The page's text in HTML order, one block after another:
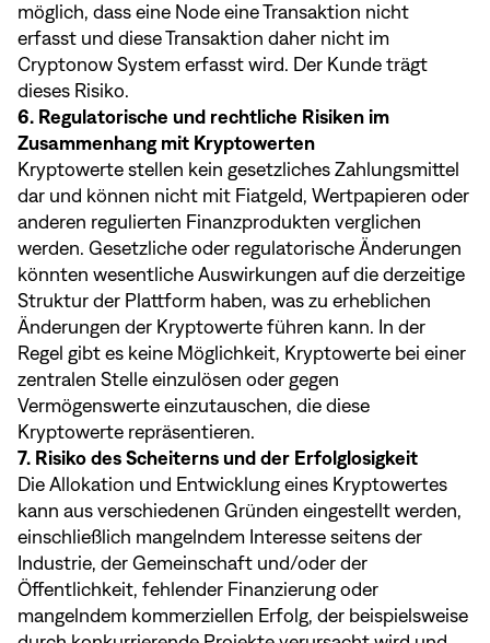
möglich, dass eine Node eine Transaktion nicht
erfasst und diese Transaktion daher nicht im
Cryptonow System erfasst wird. Der Kunde trägt
dieses Risiko.
6. Regulatorische und rechtliche Risiken im
Zusammenhang mit Kryptowerten
Kryptowerte stellen kein gesetzliches Zahlungsmittel
dar und können nicht mit Fiatgeld, Wertpapieren oder
anderen regulierten Finanzprodukten verglichen
werden. Gesetzliche oder regulatorische Änderungen
könnten wesentliche Auswirkungen auf die derzeitige
Struktur der Plattform haben, was zu erheblichen
Änderungen der Kryptowerte führen kann. In der
Regel gibt es keine Möglichkeit, Kryptowerte bei einer
zentralen Stelle einzulösen oder gegen
Vermögenswerte einzutauschen, die diese
Kryptowerte repräsentieren.
7. Risiko des Scheiterns und der Erfolglosigkeit
Die Allokation und Entwicklung eines Kryptowertes
kann aus verschiedenen Gründen eingestellt werden,
einschließlich mangelndem Interesse seitens der
Industrie, der Gemeinschaft und/oder der
Öffentlichkeit, fehlender Finanzierung oder
mangelndem kommerziellen Erfolg, der beispielsweise